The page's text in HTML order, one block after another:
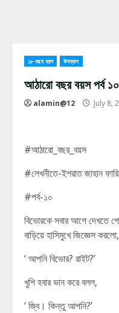
১৮ বছর বয়স উপন্যাস
আঠারো বছর বয়স পর্ব ১০
alamin@12 July 8,
#আঠারো_বছর_বয়স
#লেখনীতে-ইশরাত জাহান
#পর্ব-১০
বিভোরকে সবার আগে দেখতে
বাড়িয়ে হাসিমুখে জিজ্ঞেস করলো,
‘ আপনি বিভোর? রাইট?’
খুশি হবার ভান করে বলল,
‘ জ্বি। কিন্তু আপনি?’